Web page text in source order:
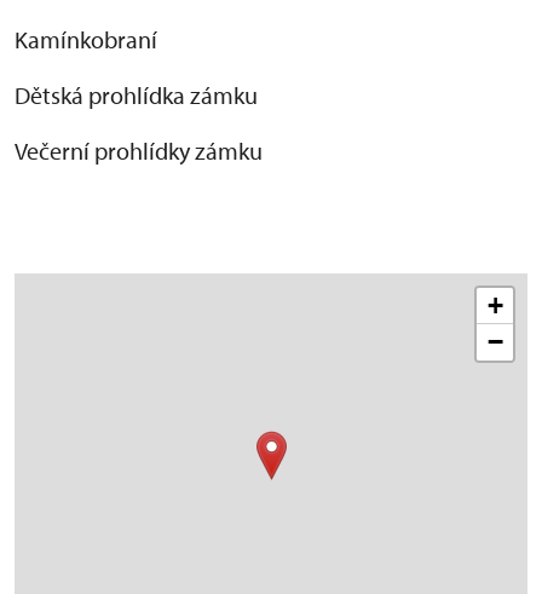
Kamínkobraní
Dětská prohlídka zámku
Večerní prohlídky zámku
+
−